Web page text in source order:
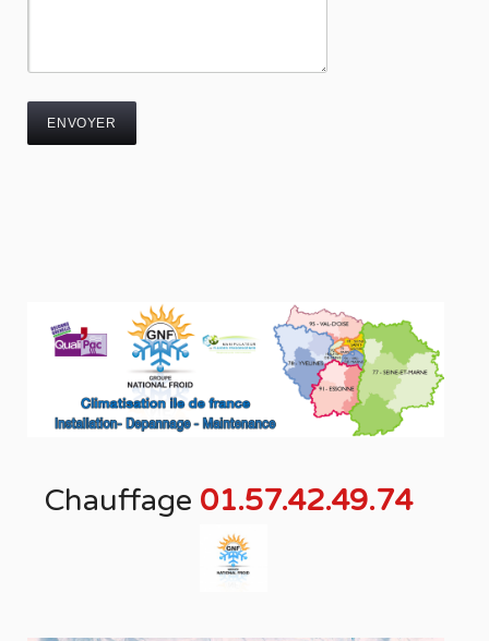
Chauffage 01.57.42.49.74